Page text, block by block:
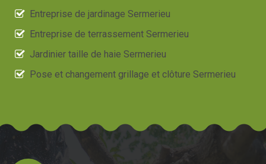
Entreprise de jardinage Sermerieu
Entreprise de terrassement Sermerieu
Jardinier taille de haie Sermerieu
Pose et changement grillage et clôture Sermerieu